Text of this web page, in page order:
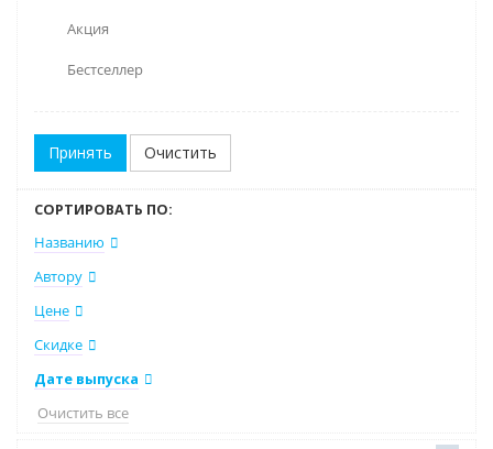
Акция
Бестселлер
Очистить
СОРТИРОВАТЬ ПО:
Названию
Автору
Цене
Скидке
Дате выпуска
Очистить все